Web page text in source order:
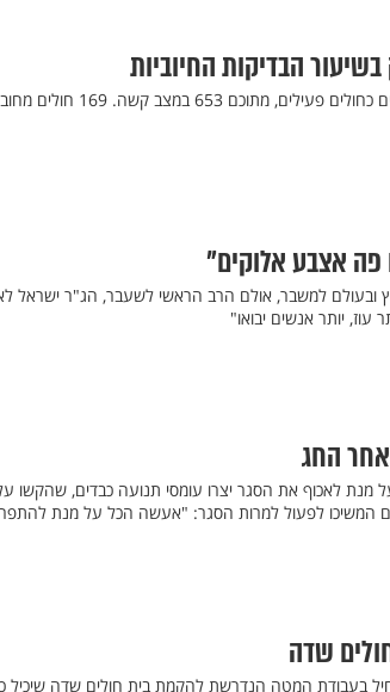
על פי נתוני משרד הבריאות, 50,563 בני אדם מוגדרים כחולים פעילים, מתוכם 653
פה אצבע אלוקים"
ובעולם למשבר, אולם הרב הראשי לשעבר, הג"ר ישראל
יותר אנשים יבואו"
החג
לאכוף את הסגר יצרו עומסי תנועה כבדים, שהקשו
המשיכו לפעול למרות הסגר: "אעשה הכל על מנת
שדה